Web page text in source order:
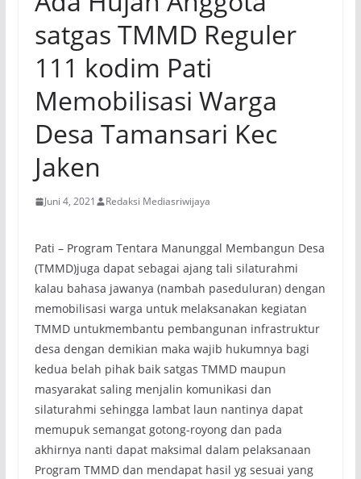
satgas TMMD Reguler
111 kodim Pati
Memobilisasi Warga
Desa Tamansari Kec
Jaken
Juni 4, 2021 Redaksi Mediasriwijaya
Pati – Program Tentara Manunggal Membangun Desa
(TMMD)juga dapat sebagai ajang tali silaturahmi
kalau bahasa jawanya (nambah paseduluran) dengan
memobilisasi warga untuk melaksanakan kegiatan
TMMD untukmembantu pembangunan infrastruktur
desa dengan demikian maka wajib hukumnya bagi
kedua belah pihak baik satgas TMMD maupun
masyarakat saling menjalin komunikasi dan
silaturahmi sehingga lambat laun nantinya dapat
memupuk semangat gotong-royong dan pada
akhirnya nanti dapat maksimal dalam pelaksanaan
Program TMMD dan mendapat hasil yg sesuai yang